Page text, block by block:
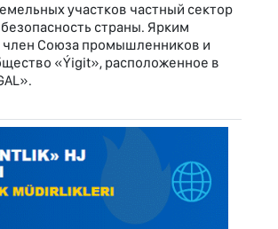
участков частный сектор
страны. Ярким
Союза промышленников и
«Ýigit», расположенное в